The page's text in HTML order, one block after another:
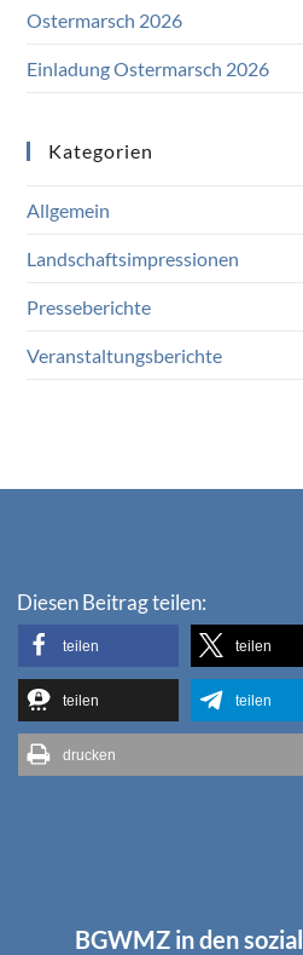
Ostermarsch 2026
Einladung Ostermarsch 2026
Kategorien
Allgemein
Landschaftsimpressionen
Presseberichte
Veranstaltungsberichte
Diesen Beitrag teilen:
teilen teilen
teilen teilen
drucken
BGWMZ in den